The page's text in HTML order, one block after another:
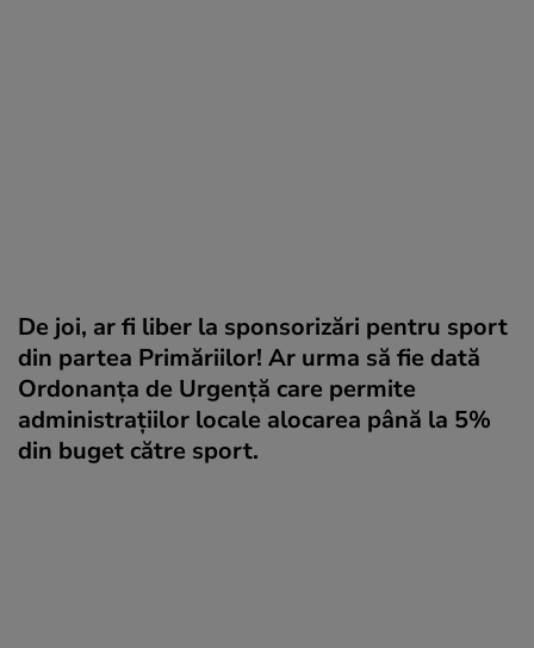
De joi, ar fi liber la sponsorizări pentru sport
din partea Primăriilor! Ar urma să fie dată
Ordonanța de Urgență care permite
administrațiilor locale alocarea până la 5%
din buget către sport.